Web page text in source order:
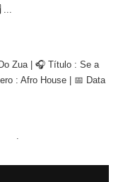
Zua | 🎧 Título : Se a
: Afro House | 📅 Data
.